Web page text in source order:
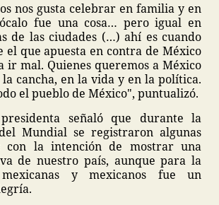
nos gusta celebrar en familia y en
fue una cosa… pero igual en
de las ciudades (…) ahí es cuando
el que apuesta en contra de México
ir mal. Quienes queremos a México
cancha, en la vida y en la política.
el pueblo de México", puntualizó.
señaló que durante la
Mundial se registraron algunas
con la intención de mostrar una
de nuestro país, aunque para la
y mexicanos fue un